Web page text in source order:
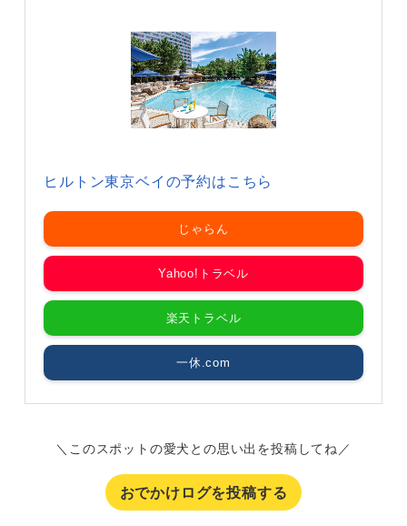
ヒルトン東京ベイの予約はこちら
じゃらん
Yahoo!トラベル
楽天トラベル
一休.com
＼このスポットの愛犬との思い出を投稿してね／
おでかけログを投稿する